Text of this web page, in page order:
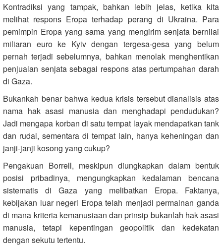
Kontradiksi yang tampak, bahkan lebih jelas, ketika kita
melihat respons Eropa terhadap perang di Ukraina. Para
pemimpin Eropa yang sama yang mengirim senjata bernilai
miliaran euro ke Kyiv dengan tergesa-gesa yang belum
pernah terjadi sebelumnya, bahkan menolak menghentikan
penjualan senjata sebagai respons atas pertumpahan darah
di Gaza.
Bukankah benar bahwa kedua krisis tersebut dianalisis atas
nama hak asasi manusia dan menghadapi pendudukan?
Jadi mengapa korban di satu tempat layak mendapatkan tank
dan rudal, sementara di tempat lain, hanya keheningan dan
janji-janji kosong yang cukup?
Pengakuan Borrell, meskipun diungkapkan dalam bentuk
posisi pribadinya, mengungkapkan kedalaman bencana
sistematis di Gaza yang melibatkan Eropa. Faktanya,
kebijakan luar negeri Eropa telah menjadi permainan ganda
di mana kriteria kemanusiaan dan prinsip bukanlah hak asasi
manusia, tetapi kepentingan geopolitik dan kedekatan
dengan sekutu tertentu.